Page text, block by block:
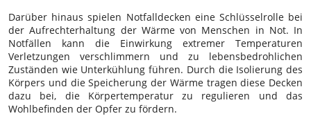
Darüber hinaus spielen Notfalldecken eine Schlüsselrolle bei
der Aufrechterhaltung der Wärme von Menschen in Not. In
Notfällen kann die Einwirkung extremer Temperaturen
Verletzungen verschlimmern und zu lebensbedrohlichen
Zuständen wie Unterkühlung führen. Durch die Isolierung des
Körpers und die Speicherung der Wärme tragen diese Decken
dazu bei, die Körpertemperatur zu regulieren und das
Wohlbefinden der Opfer zu fördern.